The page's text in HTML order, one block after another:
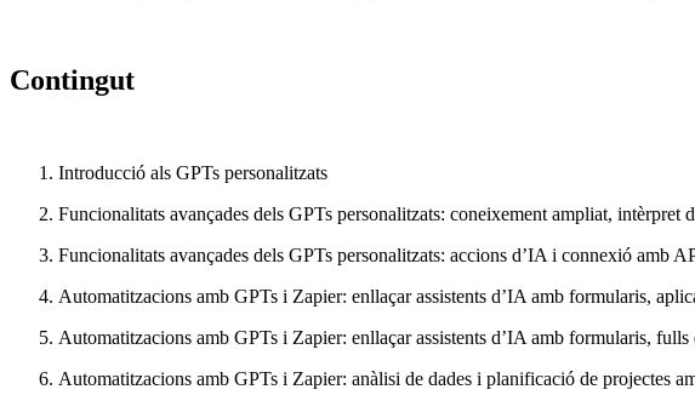
Contingut
Introducció als GPTs personalitzats
Funcionalitats avançades dels GPTs personalitzats: coneixement ampliat, intèrpret
Funcionalitats avançades dels GPTs personalitzats: accions d’IA i connexió amb
Automatitzacions amb GPTs i Zapier: enllaçar assistents d’IA amb formularis,
Automatitzacions amb GPTs i Zapier: enllaçar assistents d’IA amb formularis,
Automatitzacions amb GPTs i Zapier: anàlisi de dades i planificació de projectes